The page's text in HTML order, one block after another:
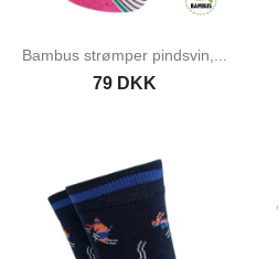
Bambus strømper pindsvin,...
79 DKK